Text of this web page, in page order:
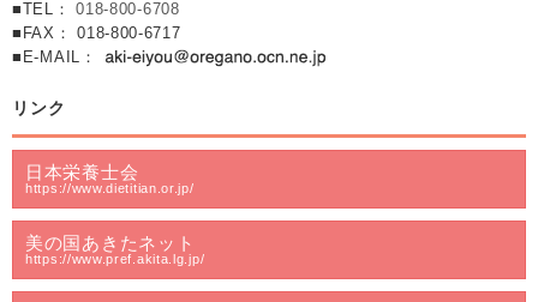
■TEL：018-800-6708
■FAX： 018-800-6717
■E-MAIL：
リンク
日本栄養士会
https://www.dietitian.or.jp/
美の国あきたネット
https://www.pref.akita.lg.jp/